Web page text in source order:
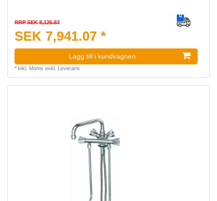
RRP SEK 8,125.83
SEK 7,941.07 *
Lagg till i kundvagnen
* Inkl. Moms exkl. Leverans